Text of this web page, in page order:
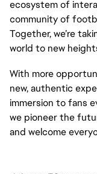
ecosystem of
community of
Together, we’re
world to new
With more
new, authentic
immersion to fans
we pioneer the
and welcome